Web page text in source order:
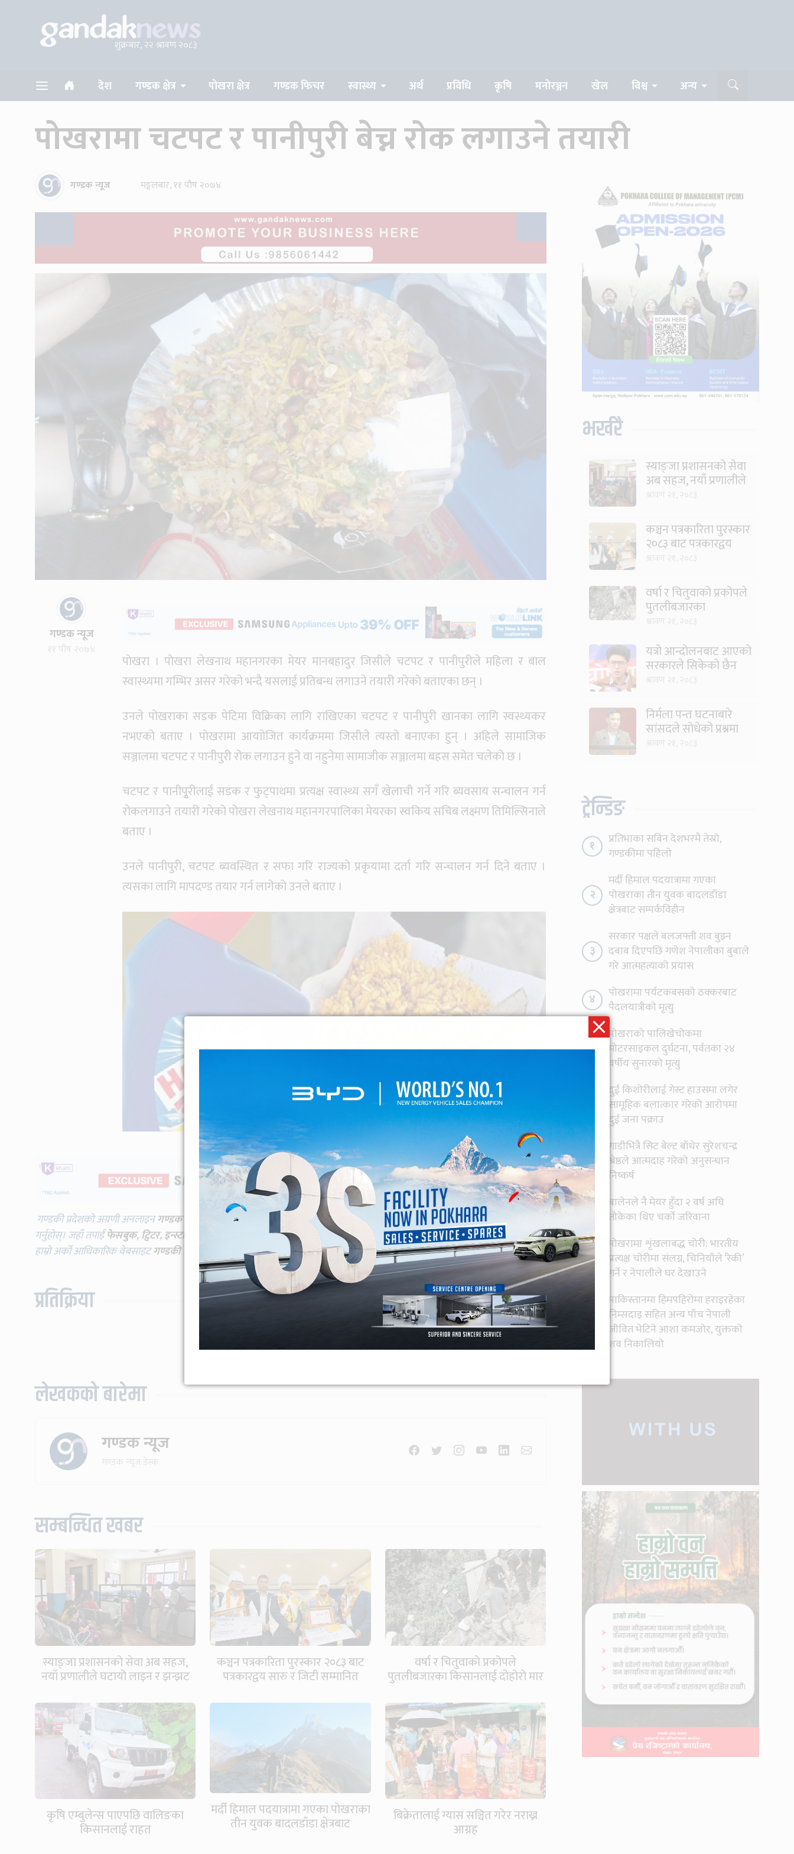
शुक्रबार, २२ श्रावण २०८३
देश गण्डक क्षेत्र पोखरा क्षेत्र गण्डक फिचर स्वास्थ्य अर्थ प्रविधि कृषि मनोरञ्जन खेल विश्व अन्य
पोखरामा चटपट र पानीपुरी बेच्न रोक लगाउने तयारी
गण्डक न्यूज मङ्गलबार, ११ पौष २०७४
गण्डक न्यूज
११ पौष २०७४
पोखरा । पोखरा लेखनाथ महानगरका मेयर मानबहादुर जिसीले चटपट र पानीपुरीले महिला र बाल
स्वास्थ्यमा गम्भिर असर गरेको भन्दै यसलाई प्रतिबन्ध लगाउने तयारी गरेको बताएका छन् ।
उनले पोखराका सडक पेटिमा विक्रिका लागि राखिएका चटपट र पानीपुरी खानका लागि स्वस्थ्यकर
नभएको बताए । पोखरामा आयाोजित कार्यक्रममा जिसीले त्यस्तो बनाएका हुन् । अहिले सामाजिक
सञ्जालमा चटपट र पानीपुरी रोक लगाउन हुने वा नहुनेमा सामाजीक सञ्जालमा बहस समेत चलेको छ ।
चटपट र पानीपृुरीलाई सडक र फुट्पाथमा प्रत्यक्ष स्वास्थ्य सगँ खेलाची गर्ने गरि ब्यवसाय सन्चालन गर्न
रोकलगाउने तयारी गरेको पोखरा लेखनाथ महानगरपालिका मेयरका स्वकिय सचिब लक्ष्मण तिमिल्सिनाले
बताए ।
उनले पानीपुरी, चटपट ब्यवस्थित र सफा गरि राज्यको प्रकृयामा दर्ता गरि सन्चालन गर्न दिने बताए ।
त्यसका लागि मापदण्ड तयार गर्न लागेको उनले बताए ।
गण्डकी प्रदेशको अग्रणी अनलाइनगण्डक न्यूज विभिन्न प्लाटफर्ममा उपलब्ध छन्। सामाजिक सञ्जालहरूमा हाम्रो च्यानल सब्स्क्राइब गर्नयहाँ क्लिक
गर्नुहोस्। जहाँ तपाईँफेसबुक,ट्विटर,इन्स्टाग्राम लगायतमा पनि हाम्रा सामाग्री हेर्न सक्नुहुन्छ। नयाँ खबर थाहा पाउनका लागिगण्डक न्यूजर
हाम्रो अर्को आधिकारिक वेबसाइटगण्डकी न्यूज भिजिट गर्दै गर्नुहोला। साथै, माथि समाचार पढेपछि तपाईँको प्रतिक्रिया के छ? व्यक्त गर्नुहोला।
प्रतिक्रिया
लेखकको बारेमा
गण्डक न्यूज
गण्डक न्यूज डेस्क
सम्बन्धित खबर
स्याङ्जा प्रशासनको सेवा अब सहज,
नयाँ प्रणालीले घटायो लाइन र झन्झट
कञ्चन पत्रकारिता पुरस्कार २०८३ बाट
पत्रकारद्वय सारु र जिटी सम्मानित
वर्षा र चितुवाको प्रकोपले
पुतलीबजारका किसानलाई दोहोरो मार
कृषि एम्बुलेन्स पाएपछि वालिङका
किसानलाई राहत
मर्दी हिमाल पदयात्रामा गएका पोखराका
तीन युवक बादलडाँडा क्षेत्रबाट बिक्रेतालाई ग्यास सञ्चित गरेर नराख्न
आग्रह
भर्खरै
स्याङ्जा प्रशासनको सेवा
अब सहज, नयाँ प्रणालीले
कञ्चन पत्रकारिता पुरस्कार
२०८३ बाट पत्रकारद्वय
वर्षा र चितुवाको प्रकोपले
पुतलीबजारका
यत्रो आन्दोलनबाट आएको
सरकारले सिकेको छैन
भएन ?: मिराज ढुंगाना
निर्मला पन्त घटनाबारे
सांसदले सोधेको प्रश्नमा
ट्रेन्डिङ
१
प्रतिभाका सबिन देशभरमै तेस्रो,
गण्डकीमा पहिलो
२
मर्दी हिमाल पदयात्रामा गएका
पोखराका तीन युवक बादलडाँडा
क्षेत्रबाट सम्पर्कविहीन
३
सरकार पक्षले बलजफ्ती शव बुझ्न
दबाब दिएपछि गणेश नेपालीका बुबाले
गरे आत्महत्याको प्रयास
४
पोखरामा पर्यटकबसको ठक्करबाट
पैदलयात्रीको मृत्यु
५
पोखराको पालिखेचोकमा
मोटरसाइकल दुर्घटना, पर्वतका २४
वर्षीय सुनारको मृत्यु
दुई किशोरीलाई गेस्ट हाउसमा लगेर
सामूहिक बलात्कार गरेको आरोपमा
दुई जना पक्राउ
७
गाडीभित्रै सिट बेल्ट बाँधेर सुरेशचन्द्र
श्रेष्ठले आत्मदाह गरेको अनुसन्धान
निष्कर्ष
८
बालेनले नै मेयर हुँदा २ वर्ष अघि
तोकेका थिए चर्को जरिवाना
९
पोखरामा शृंखलाबद्ध चोरी: भारतीय
प्रत्यक्ष चोरीमा संलग्न, चिनियाँले ‘रेकी’
गर्ने र नेपालीले घर देखाउने
पाकिस्तानमा हिमपहिरोमा हराइरहेका
निम्सदाइ सहित अन्य पाँच नेपाली
जीवित भेटिने आशा कमजोर, युक्तको
शव निकालियो